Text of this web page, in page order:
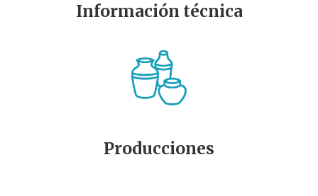
Información técnica
Producciones